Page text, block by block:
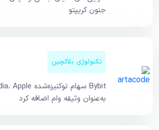
جنون کریپتو
تکنولوژی بلاکچین
به‌عنوان وثیقه وام اضافه کرد